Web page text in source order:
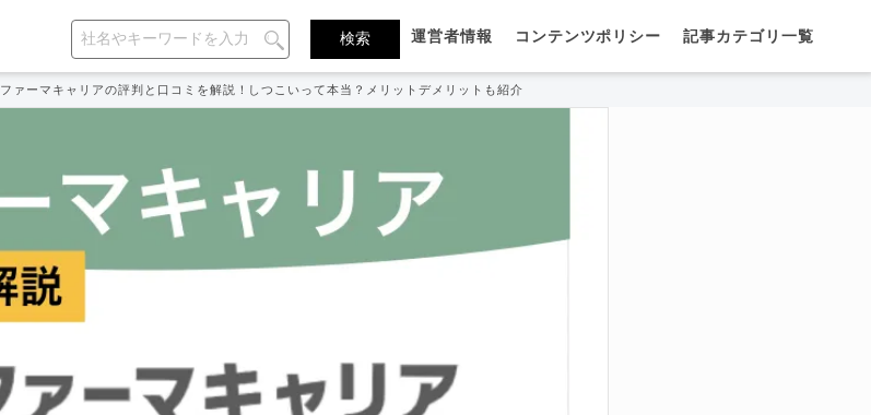
運営者情報 コンテンツポリシー 記事カテゴリ一覧
ファーマキャリアの評判と口コミを解説！しつこいって本当？メリットデメリットも紹介